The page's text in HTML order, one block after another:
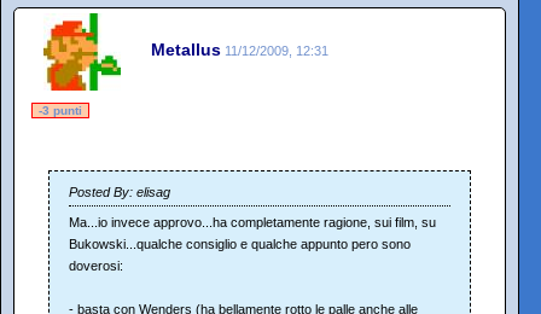
Metallus 11/12/2009, 12:31
-3 punti
Posted By: elisag
Ma...io invece approvo...ha completamente ragione, sui film, su
Bukowski...qualche consiglio e qualche appunto pero sono
doverosi:
- basta con Wenders (ha bellamente rotto le palle anche alle